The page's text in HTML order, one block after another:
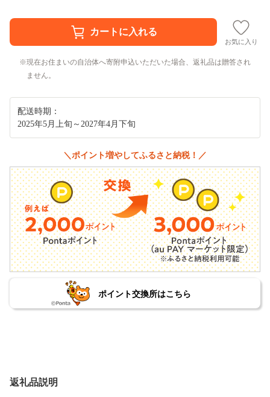
お気に入り
現在お住まいの自治体へ寄附申込いただいた場合、返礼品は贈答され
ません。
配送時期：
2025年5月上旬～2027年4月下旬
＼ポイント増やしてふるさと納税！／
ポイント交換所はこちら
返礼品説明